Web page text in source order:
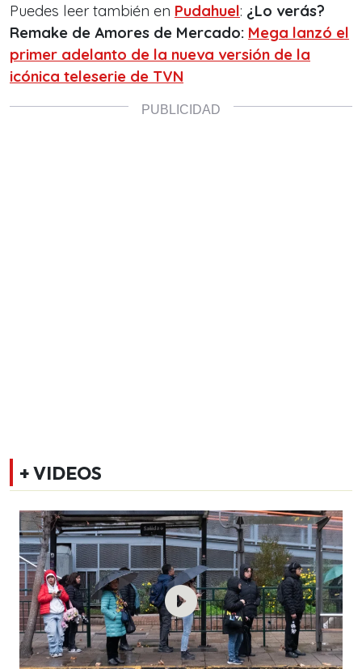
Puedes leer también en Pudahuel: ¿Lo verás?
Remake de Amores de Mercado: Mega lanzó el
primer adelanto de la nueva versión de la
icónica teleserie de TVN
+ VIDEOS